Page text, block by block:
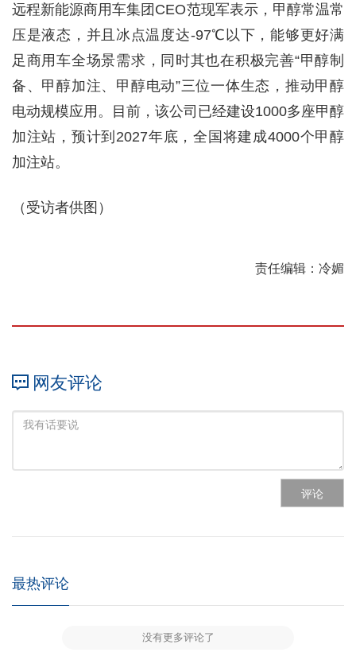
远程新能源商用车集团CEO范现军表示，甲醇常温常
压是液态，并且冰点温度达-97℃以下，能够更好满
足商用车全场景需求，同时其也在积极完善“甲醇制
备、甲醇加注、甲醇电动”三位一体生态，推动甲醇
电动规模应用。目前，该公司已经建设1000多座甲醇
加注站，预计到2027年底，全国将建成4000个甲醇
加注站。
（受访者供图）
责任编辑：冷媚
网友评论
评论
最热评论
没有更多评论了